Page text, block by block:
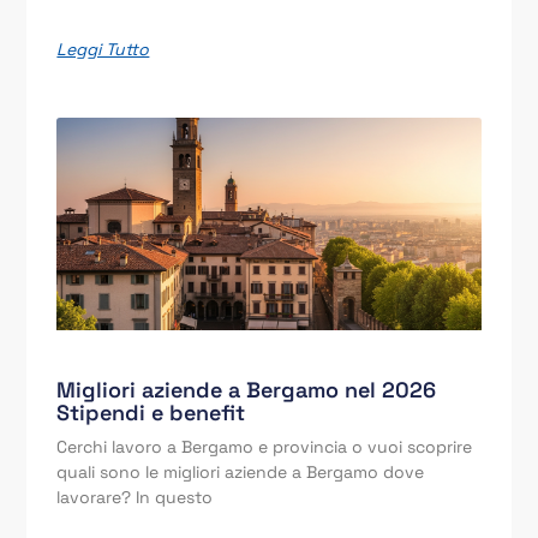
Leggi Tutto
Migliori aziende a Bergamo nel 2026
Stipendi e benefit
Cerchi lavoro a Bergamo e provincia o vuoi scoprire
quali sono le migliori aziende a Bergamo dove
lavorare? In questo